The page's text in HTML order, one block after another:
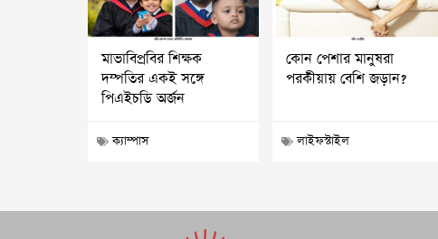
মাভাবিপ্রবির শিক্ষক
দম্পতির একই সঙ্গে
পিএইচডি অর্জন
ক্যাম্পাস
কোন পেশার মানুষরা
পরকীয়ায় বেশি জড়ান?
লাইফস্টাইল